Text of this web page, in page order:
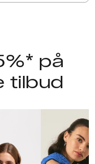
på
tilbud